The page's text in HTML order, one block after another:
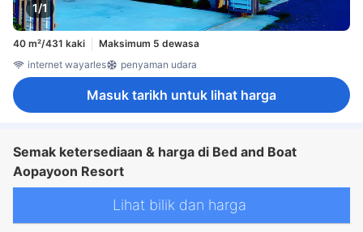
1/1
40 m²/431 kaki
Maksimum 5 dewasa
internet wayarles
penyaman udara
Masuk tarikh untuk lihat harga
Semak ketersediaan & harga di Bed and Boat
Aopayoon Resort
Lihat bilik dan harga